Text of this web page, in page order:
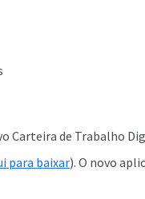
Carteira de Trabalho
para baixar). O novo